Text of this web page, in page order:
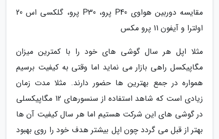
مقایسه دوربین هواوی P40 پرو، P30 پرو، گلکسی اس 20
اولترا و آیفون 11 پرو مکس
مثلا اپل هر سال گوشی های خود را با کمترین میزان
مگاپیکسل راهی بازار می نماید اما وقتی به کیفیت برسیم
همواره در جمع بهترین ها حضور دارند. مثلا مدت زمان
زیادی است که شاهد استفاده از سنسورهای 12 مگاپیکسلی
در گوشی های این شرکت هستیم اما هر سال کیفیت آن ها
بهتر از قبل می گردد چون اپل بیشتر هدف خود را روی بهبود